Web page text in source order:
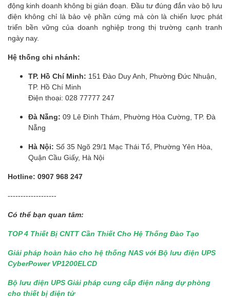
động kinh doanh không bị gián đoạn. Đầu tư đúng đắn vào bộ lưu
điện không chỉ là bảo vệ phần cứng mà còn là chiến lược phát
triển bền vững của doanh nghiệp trong thị trường cạnh tranh
ngày nay.
Hệ thống chi nhánh:
TP. Hồ Chí Minh: 151 Đào Duy Anh, Phường Đức Nhuận,
TP. Hồ Chí Minh
Điện thoại: 028 77777 247
Đà Nẵng: 09 Lê Đình Thám, Phường Hòa Cường, TP. Đà
Nẵng
Hà Nội: Số 35 Ngõ 29/1 Mạc Thái Tổ, Phường Yên Hòa,
Quận Cầu Giấy, Hà Nội
Hotline: 0907 968 247
-------------------
Có thể bạn quan tâm:
TOP 4 Thiết Bị CNTT Cần Thiết Cho Hệ Thống Đào Tạo
Giải pháp hoàn hảo cho hệ thống NAS với Bộ lưu điện UPS
CyberPower VP1200ELCD
Bộ lưu điện UPS Giải pháp cung cấp điện năng dự phòng
cho thiết bị điện tử